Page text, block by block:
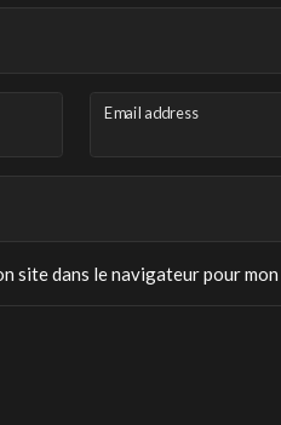
Email address
site dans le navigateur pour